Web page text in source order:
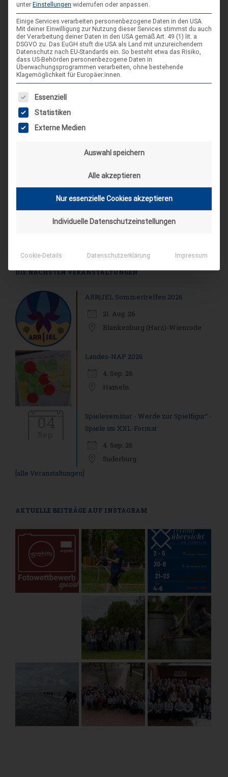
SCHLAGWORT-SUCHE
DIE NÄCHSTEN VERANSTALTUNGEN
ARR|JEL Sommertreffen 2026
21. Aug. 26
Blankenburg (Harz)-Wienrode
Landes-NAP 2026
4. Sep. 26
Hameln
Spieleseminar - Werde zur Spielfigur“ -
Spiele im XXL-Format
4. Sep. 26
Suderburg
[alle Veranstaltungen]
AKTUELLE BEITRÄGE AUF INSTAGRAM
unter Einstellungen widerrufen oder anpassen.
Einige Services verarbeiten personenbezogene Daten in den USA.
Mit deiner Einwilligung zur Nutzung dieser Services stimmst du auch
der Verarbeitung deiner Daten in den USA gemäß Art. 49 (1) lit. a
DSGVO zu. Das EuGH stuft die USA als Land mit unzureichendem
Datenschutz nach EU-Standards ein. So besteht etwa das Risiko,
dass US-Behörden personenbezogene Daten in
Überwachungsprogrammen verarbeiten, ohne bestehende
Klagemöglichkeit für Europäer:innen.
Es folgt eine Liste der Service-Gruppen, für die eine
Essenziell
Statistiken
Externe Medien
Auswahl speichern
Alle akzeptieren
Nur essenzielle Cookies akzeptieren
Individuelle Datenschutzeinstellungen
Cookie-Details Datenschutzerklärung Impressum